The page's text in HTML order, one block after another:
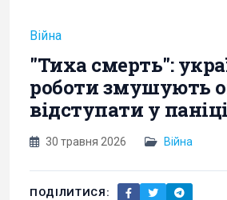
Війна
"Тиха смерть":
роботи змушують
відступати у
30 травня 2026 Війна
ПОДІЛИТИСЯ: